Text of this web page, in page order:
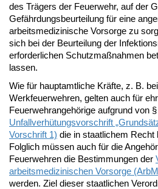
des Trägers der Feuerwehr, auf der
Gefährdungsbeurteilung für eine
arbeitsmedizinische Vorsorge zu
sich bei der Beurteilung der
erforderlichen Schutzmaßnahmen
lassen.
Wie für hauptamtliche Kräfte, z. B.
Werkfeuerwehren, gelten auch für
Feuerwehrangehörige aufgrund von
Unfallverhütungsvorschrift
Vorschrift 1) die in staatlichem
Folglich müssen auch für die
Feuerwehren die Bestimmungen der
arbeitsmedizinischen Vorsorge
werden. Ziel dieser staatlichen